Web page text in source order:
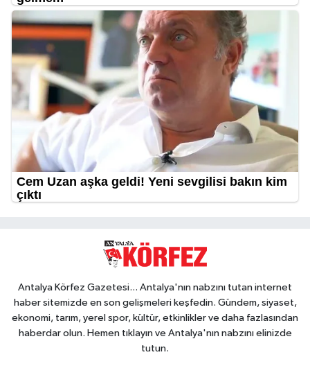
Antalya Körfez Gazetesi... Antalya'nın nabzını tutan internet
haber sitemizde en son gelişmeleri keşfedin. Gündem, siyaset,
ekonomi, tarım, yerel spor, kültür, etkinlikler ve daha fazlasından
haberdar olun. Hemen tıklayın ve Antalya'nın nabzını elinizde
tutun.